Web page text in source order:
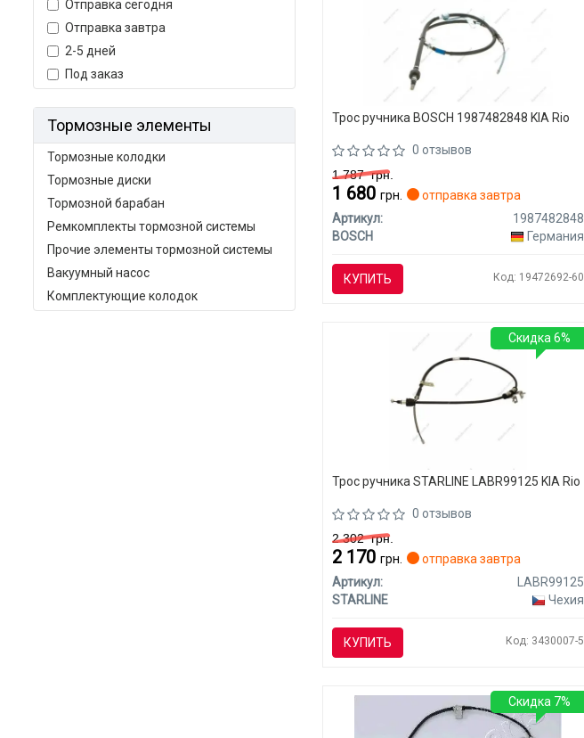
Отправка сегодня
Отправка завтра
2-5 дней
Под заказ
Тормозные элементы
Тормозные колодки
Тормозные диски
Тормозной барабан
Ремкомплекты тормозной системы
Прочие элементы тормозной системы
Вакуумный насос
Комплектующие колодок
Трос ручника BOSCH 1987482848 KIA Rio
0 отзывов
1 787грн.
1 680 грн.
отправка завтра
Артикул:
1987482848
BOSCH
Германия
КУПИТЬ Код: 19472692-60
Трос ручника STARLINE LABR99125 KIA Rio
0 отзывов
2 302грн.
2 170 грн.
отправка завтра
Артикул:
LABR99125
STARLINE
Чехия
КУПИТЬ Код: 3430007-5
Скидка 6%
Скидка 7%